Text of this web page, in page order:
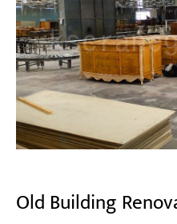
Old Building